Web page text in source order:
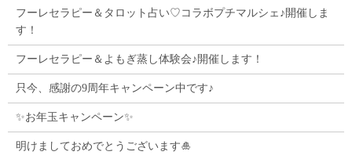
フーレセラピー＆タロット占い♡コラボプチマルシェ♪開催しま
す！
フーレセラピー＆よもぎ蒸し体験会♪開催します！
只今、感謝の9周年キャンペーン中です♪
✨お年玉キャンペーン✨
明けましておめでとうございます🎍